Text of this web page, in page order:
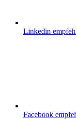
Linkedin
Facebook